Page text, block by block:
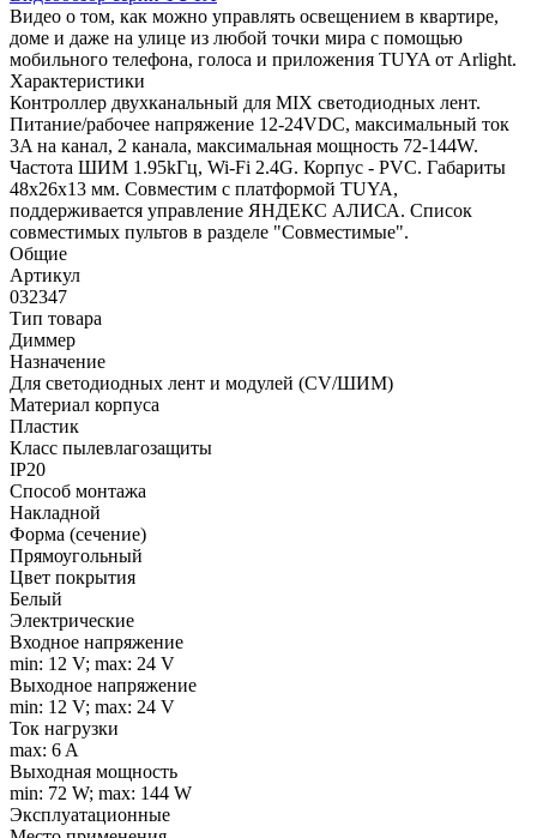
Видео о том, как можно управлять освещением в квартире,
доме и даже на улице из любой точки мира с помощью
мобильного телефона, голоса и приложения TUYA от Arlight.
Характеристики
Контроллер двухканальный для MIX светодиодных лент.
Питание/рабочее напряжение 12-24VDC, максимальный ток
3A на канал, 2 канала, максимальная мощность 72-144W.
Частота ШИМ 1.95kГц, Wi-Fi 2.4G. Корпус - PVC. Габариты
48х26х13 мм. Cовместим с платформой TUYA,
поддерживается управление ЯНДЕКС АЛИСА. Список
совместимых пультов в разделе "Совместимые".
Общие
Артикул
032347
Тип товара
Диммер
Назначение
Для светодиодных лент и модулей (CV/ШИМ)
Материал корпуса
Пластик
Класс пылевлагозащиты
IP20
Способ монтажа
Накладной
Форма (сечение)
Прямоугольный
Цвет покрытия
Белый
Электрические
Входное напряжение
min: 12 V; max: 24 V
Выходное напряжение
min: 12 V; max: 24 V
Ток нагрузки
max: 6 A
Выходная мощность
min: 72 W; max: 144 W
Эксплуатационные